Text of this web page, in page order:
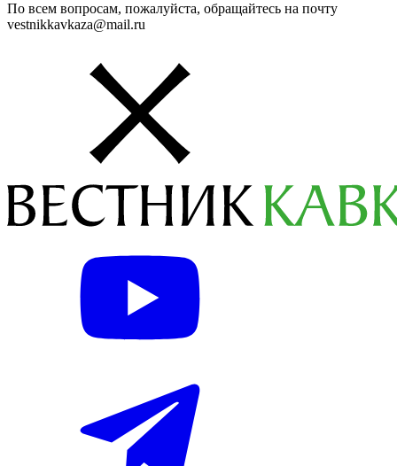
По всем вопросам, пожалуйста, обращайтесь на почту
vestnikkavkaza@mail.ru